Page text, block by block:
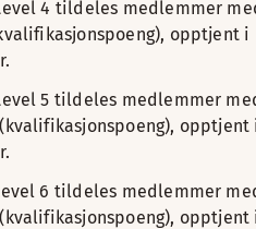
4 tildeles medlemmer
opptjent
5 tildeles medlemmer
6 tildeles medlemmer